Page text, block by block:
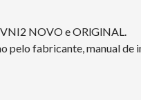
NOVO e ORlGlNAL.
fabricante, manual de